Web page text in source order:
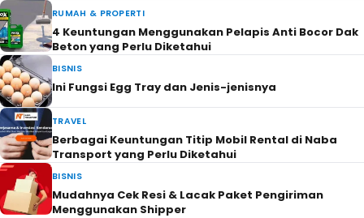
RUMAH & PROPERTI
4 Keuntungan Menggunakan Pelapis Anti Bocor Dak
Beton yang Perlu Diketahui
BISNIS
Ini Fungsi Egg Tray dan Jenis-jenisnya
TRAVEL
Berbagai Keuntungan Titip Mobil Rental di Naba
Transport yang Perlu Diketahui
BISNIS
Mudahnya Cek Resi & Lacak Paket Pengiriman
Menggunakan Shipper